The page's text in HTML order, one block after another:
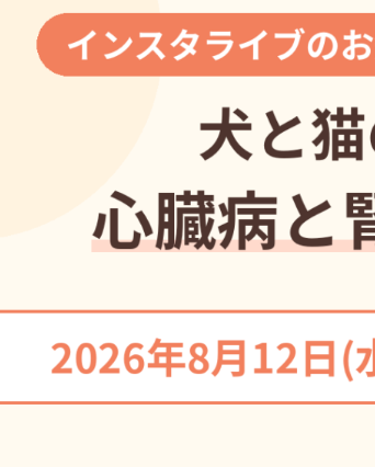
特に僧帽弁粘液腫様変性と呼ばれる僧帽弁閉
ブヨになってしまうことで、上手く閉じなく
スフンド、ミニチュア/トイ・プードル、チワ
僧帽弁閉鎖不全症の症状とステージ
アメリカ獣医内科学会が発行しているガイド
び心臓超音波検査によって評価される心臓の
A,B1,B2,C,Dの5段階にステージングすること
stageA